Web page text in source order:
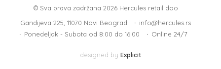
© Sva prava zadržana 2026Hercules retail doo
Gandijeva 225, 11070 Novi Beograd
info@hercules.rs
Ponedeljak - Subota od 8:00 do 16:00
Online 24/7
designed by Explicit